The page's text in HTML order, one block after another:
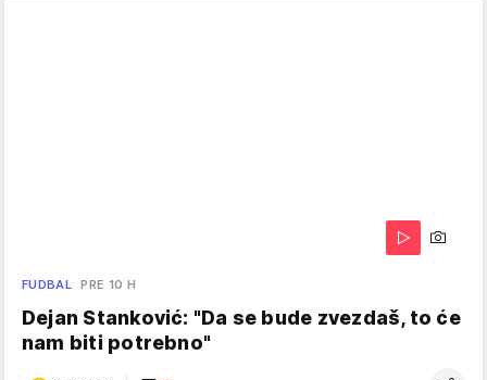
FUDBAL PRE 10 H
Dejan Stanković: "Da se bude zvezdaš, to će
nam biti potrebno"